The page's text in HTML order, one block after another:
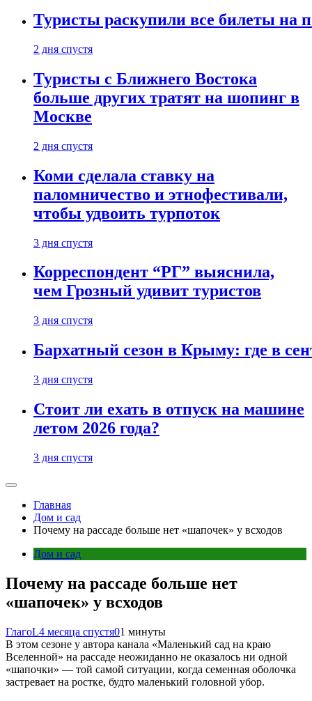
Туристы раскупили все билеты на
2 дня спустя
Туристы с Ближнего Востока
больше других тратят на шопинг в
Москве
2 дня спустя
Коми сделала ставку на
паломничество и этнофестивали,
чтобы удвоить турпоток
3 дня спустя
Корреспондент “РГ” выяснила,
чем Грозный удивит туристов
3 дня спустя
Бархатный сезон в Крыму: где в
3 дня спустя
Стоит ли ехать в отпуск на машине
летом 2026 года?
3 дня спустя
Главная
Дом и сад
Почему на рассаде больше нет «шапочек» у всходов
Дом и сад
Почему на рассаде больше нет
«шапочек» у всходов
ГлагоL4 месяца спустя01 минуты
В этом сезоне у автора канала «Маленький сад на краю
Вселенной» на рассаде неожиданно не оказалось ни одной
«шапочки» — той самой ситуации, когда семенная оболочка
застревает на ростке, будто маленький головной убор.